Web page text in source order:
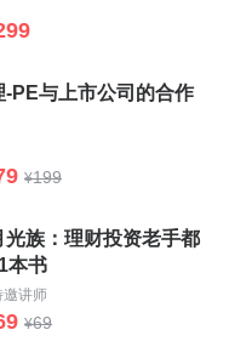
发行
公司法》第31条和第
定。第31条规定：“有
出资额；（三）出资
股东的姓名或者名称及
）各股东所持股票的
。发行无记名股票
-PE与上市公司的合作
¥199
光族：理财投资老手都
本书
邀讲师
¥69